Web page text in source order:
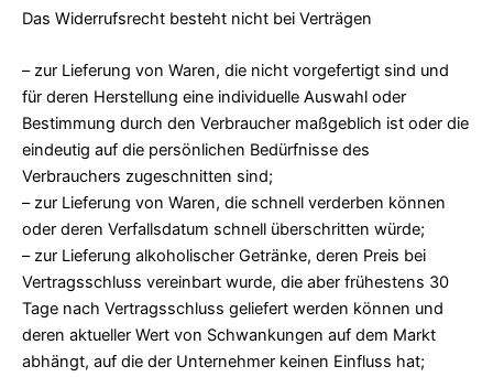
Das Widerrufsrecht besteht nicht bei Verträgen
– zur Lieferung von Waren, die nicht vorgefertigt sind und
für deren Herstellung eine individuelle Auswahl oder
Bestimmung durch den Verbraucher maßgeblich ist oder die
eindeutig auf die persönlichen Bedürfnisse des
Verbrauchers zugeschnitten sind;
– zur Lieferung von Waren, die schnell verderben können
oder deren Verfallsdatum schnell überschritten würde;
– zur Lieferung alkoholischer Getränke, deren Preis bei
Vertragsschluss vereinbart wurde, die aber frühestens 30
Tage nach Vertragsschluss geliefert werden können und
deren aktueller Wert von Schwankungen auf dem Markt
abhängt, auf die der Unternehmer keinen Einfluss hat;